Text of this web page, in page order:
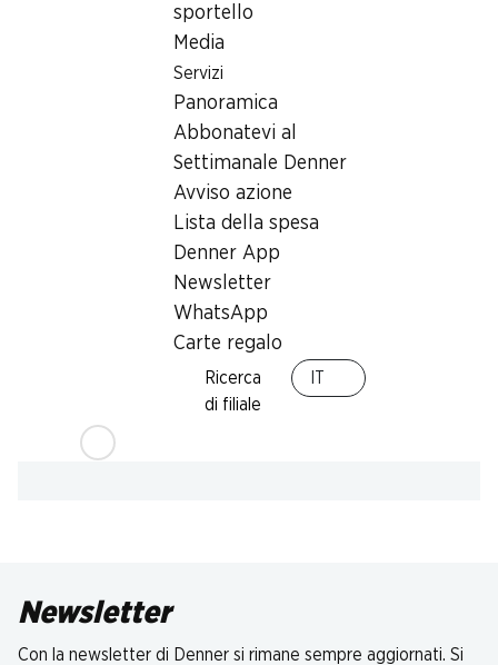
sportello
Media
Servizi
Panoramica
Abbonatevi al
Settimanale Denner
Avviso azione
Lista della spesa
Denner App
Newsletter
WhatsApp
Carte regalo
Ricerca
di filiale
Newsletter
Con la newsletter di Denner si rimane sempre aggiornati. Si